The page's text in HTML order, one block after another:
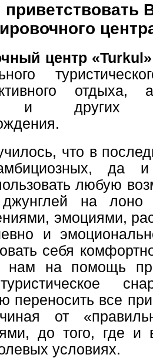
центр «Turkul»
отдыха,
и других
что в
да
любую
джунглей на лоно
эмоциями,
и
себя
нам на помощь
туристическое
переносить все
от
до того, где и
условиях.